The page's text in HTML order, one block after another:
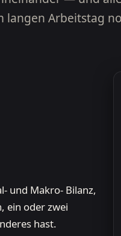
langen Arbeitstag
und Makro- Bilanz,
ein oder zwei
hast.